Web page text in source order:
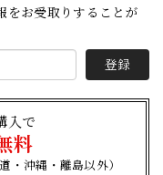
をお受取りすることが
登録
入で
料
・沖縄・離島以外）